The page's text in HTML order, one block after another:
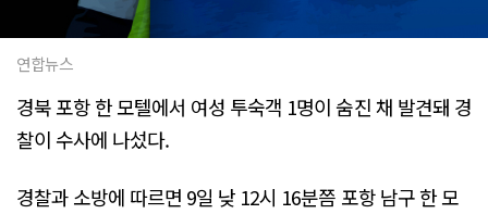
연합뉴스
경북 포항 한 모텔에서 여성 투숙객 1명이 숨진 채 발견돼 경
찰이 수사에 나섰다.
경찰과 소방에 따르면 9일 낮 12시 16분쯤 포항 남구 한 모